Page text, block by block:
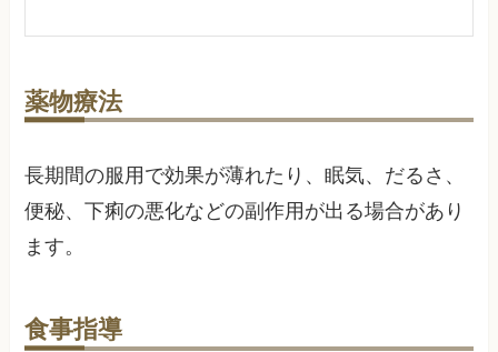
薬物療法
長期間の服用で効果が薄れたり、眠気、だるさ、
便秘、下痢の悪化などの副作用が出る場合があり
ます。
食事指導